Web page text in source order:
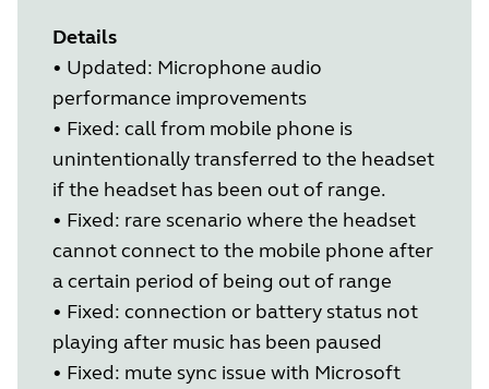
Details
• Updated: Microphone audio
performance improvements
• Fixed: call from mobile phone is
unintentionally transferred to the headset
if the headset has been out of range.
• Fixed: rare scenario where the headset
cannot connect to the mobile phone after
a certain period of being out of range
• Fixed: connection or battery status not
playing after music has been paused
• Fixed: mute sync issue with Microsoft